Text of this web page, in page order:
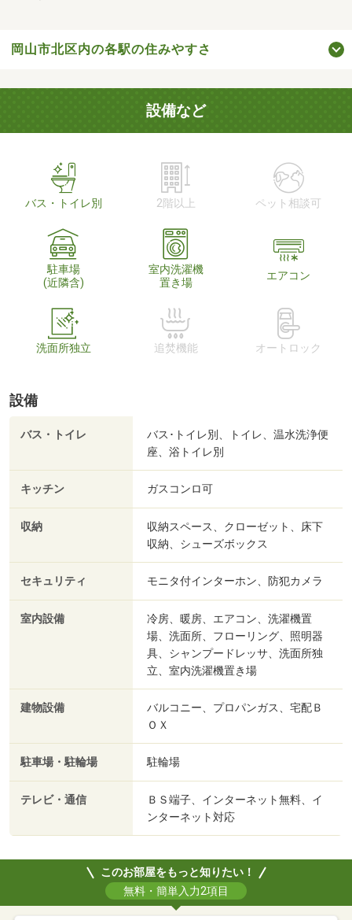
岡山市北区内の各駅の住みやすさ
設備など
バス・トイレ別 2階以上 ペット相談可
駐車場
(近隣含)
室内洗濯機
置き場
エアコン
洗面所独立 追焚機能 オートロック
設備
バス・トイレ
バス･トイレ別、トイレ、温水洗浄便
座、浴トイレ別
キッチン ガスコンロ可
収納
収納スペース、クローゼット、床下
収納、シューズボックス
セキュリティ モニタ付インターホン、防犯カメラ
室内設備
冷房、暖房、エアコン、洗濯機置
場、洗面所、フローリング、照明器
具、シャンプードレッサ、洗面所独
立、室内洗濯機置き場
建物設備
バルコニー、プロパンガス、宅配Ｂ
ＯＸ
駐車場・駐輪場 駐輪場
テレビ・通信
ＢＳ端子、インターネット無料、イ
ンターネット対応
このお部屋をもっと知りたい！
無料・簡単入力2項目